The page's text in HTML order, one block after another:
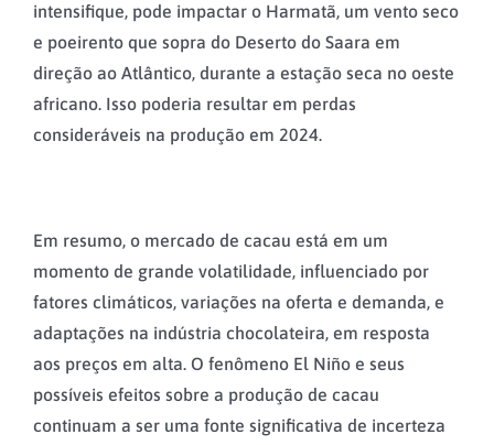
intensifique, pode impactar o Harmatã, um vento seco
e poeirento que sopra do Deserto do Saara em
direção ao Atlântico, durante a estação seca no oeste
africano. Isso poderia resultar em perdas
consideráveis na produção em 2024.
Em resumo, o mercado de cacau está em um
momento de grande volatilidade, influenciado por
fatores climáticos, variações na oferta e demanda, e
adaptações na indústria chocolateira, em resposta
aos preços em alta. O fenômeno El Niño e seus
possíveis efeitos sobre a produção de cacau
continuam a ser uma fonte significativa de incerteza